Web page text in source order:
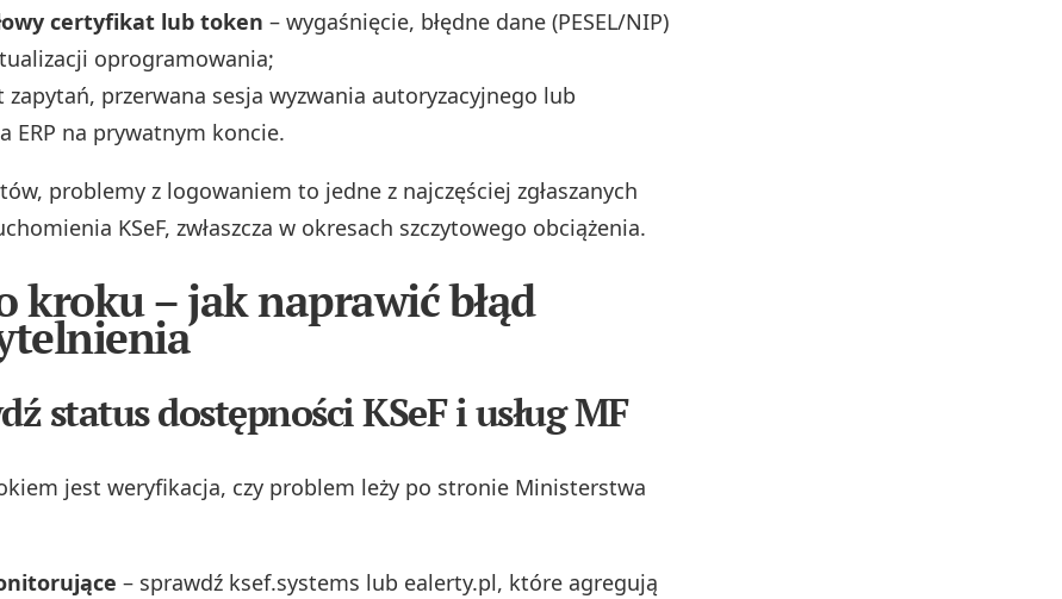
certyfikat lub token – wygaśnięcie, błędne dane (PESEL/NIP)
oprogramowania;
zapytań, przerwana sesja wyzwania autoryzacyjnego lub
ERP na prywatnym koncie.
problemy z logowaniem to jedne z najczęściej zgłaszanych
KSeF, zwłaszcza w okresach szczytowego obciążenia.
kroku – jak naprawić błąd
status dostępności KSeF i usług MF
jest weryfikacja, czy problem leży po stronie Ministerstwa
– sprawdź ksef.systems lub ealerty.pl, które agregują